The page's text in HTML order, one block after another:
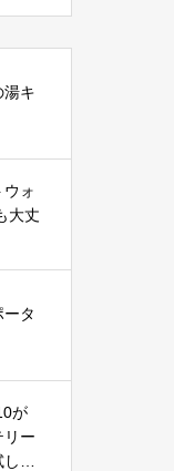
湯キ
ォ
大丈
タ
が
リー
て